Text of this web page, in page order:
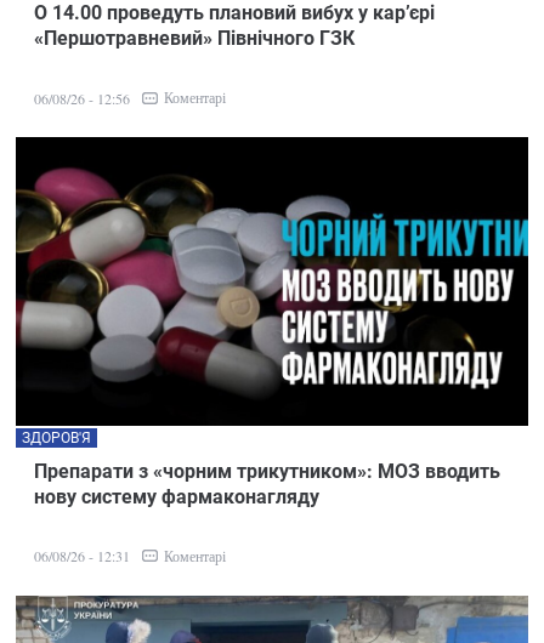
О 14.00 проведуть плановий вибух у кар’єрі
«Першотравневий» Північного ГЗК
06/08/26 - 12:56 Коментарі
Препарати з «чорним трикутником»: МОЗ вводить
нову систему фармаконагляду
ЗДОРОВ'Я
06/08/26 - 12:31 Коментарі